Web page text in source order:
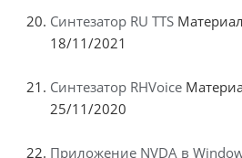
Синтезатор RU TTS
18/11/2021
Синтезатор RHVoice
25/11/2020
Приложение NVDA в